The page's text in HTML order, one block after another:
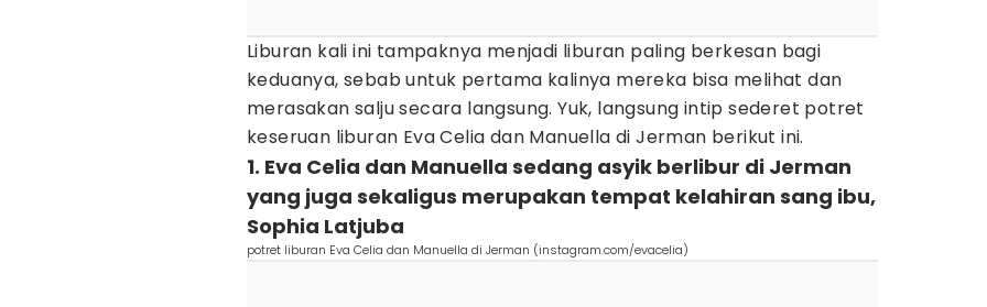
Liburan kali ini tampaknya menjadi liburan paling berkesan bagi
keduanya, sebab untuk pertama kalinya mereka bisa melihat dan
merasakan salju secara langsung. Yuk, langsung intip sederet potret
keseruan liburan Eva Celia dan Manuella di Jerman berikut ini.
1. Eva Celia dan Manuella sedang asyik berlibur di Jerman
yang juga sekaligus merupakan tempat kelahiran sang ibu,
Sophia Latjuba
potret liburan Eva Celia dan Manuella di Jerman (instagram.com/evacelia)